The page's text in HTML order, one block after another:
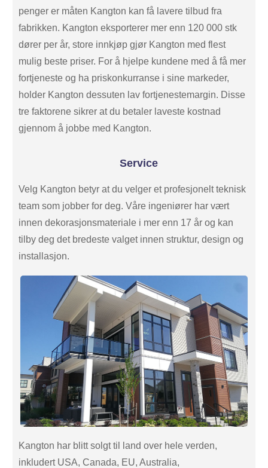
penger er måten Kangton kan få lavere tilbud fra
fabrikken. Kangton eksporterer mer enn 120 000 stk
dører per år, store innkjøp gjør Kangton med flest
mulig beste priser. For å hjelpe kundene med å få mer
fortjeneste og ha priskonkurranse i sine markeder,
holder Kangton dessuten lav fortjenestemargin. Disse
tre faktorene sikrer at du betaler laveste kostnad
gjennom å jobbe med Kangton.
Service
Velg Kangton betyr at du velger et profesjonelt teknisk
team som jobber for deg. Våre ingeniører har vært
innen dekorasjonsmateriale i mer enn 17 år og kan
tilby deg det bredeste valget innen struktur, design og
installasjon.
Kangton har blitt solgt til land over hele verden,
inkludert USA, Canada, EU, Australia,